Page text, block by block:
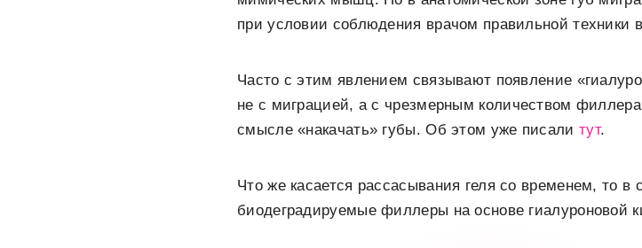
при условии соблюдения врачом правильной техники
Часто с этим явлением связывают появление
не с миграцией, а с чрезмерным количеством
смысле «накачать» губы. Об этом уже писали тут.
Что же касается рассасывания геля со временем, то в
биодеградируемые филлеры на основе гиалуроновой